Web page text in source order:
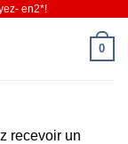
en2*!
0
recevoir un